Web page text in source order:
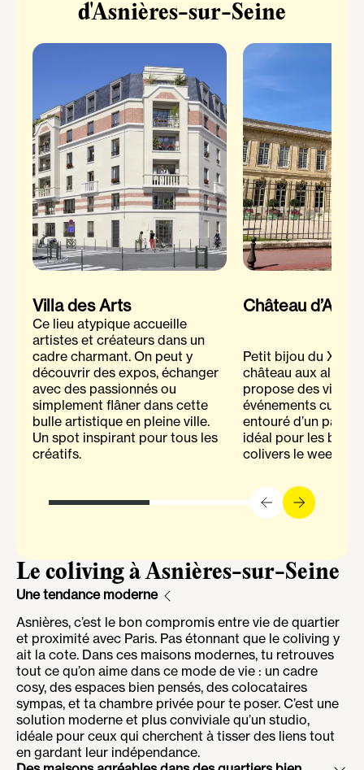
d'Asnières-sur-Seine
Villa des Arts
Ce lieu atypique accueille
artistes et créateurs dans un
cadre charmant. On peut y
découvrir des expos, échanger
avec des passionnés ou
simplement flâner dans cette
bulle artistique en pleine ville.
Un spot inspirant pour tous les
créatifs.
Château
Petit bijou du
château aux allures
propose des visites
événements
entouré d’un parc
idéal pour les
colivers le week-
Le coliving à Asnières-sur-Seine
Une tendance moderne
Asnières, c’est le bon compromis entre vie de quartier
et proximité avec Paris. Pas étonnant que le coliving y
ait la cote. Dans ces maisons modernes, tu retrouves
tout ce qu’on aime dans ce mode de vie : un cadre
cosy, des espaces bien pensés, des colocataires
sympas, et ta chambre privée pour te poser. C’est une
solution moderne et plus conviviale qu’un studio,
idéale pour ceux qui cherchent à tisser des liens tout
en gardant leur indépendance.